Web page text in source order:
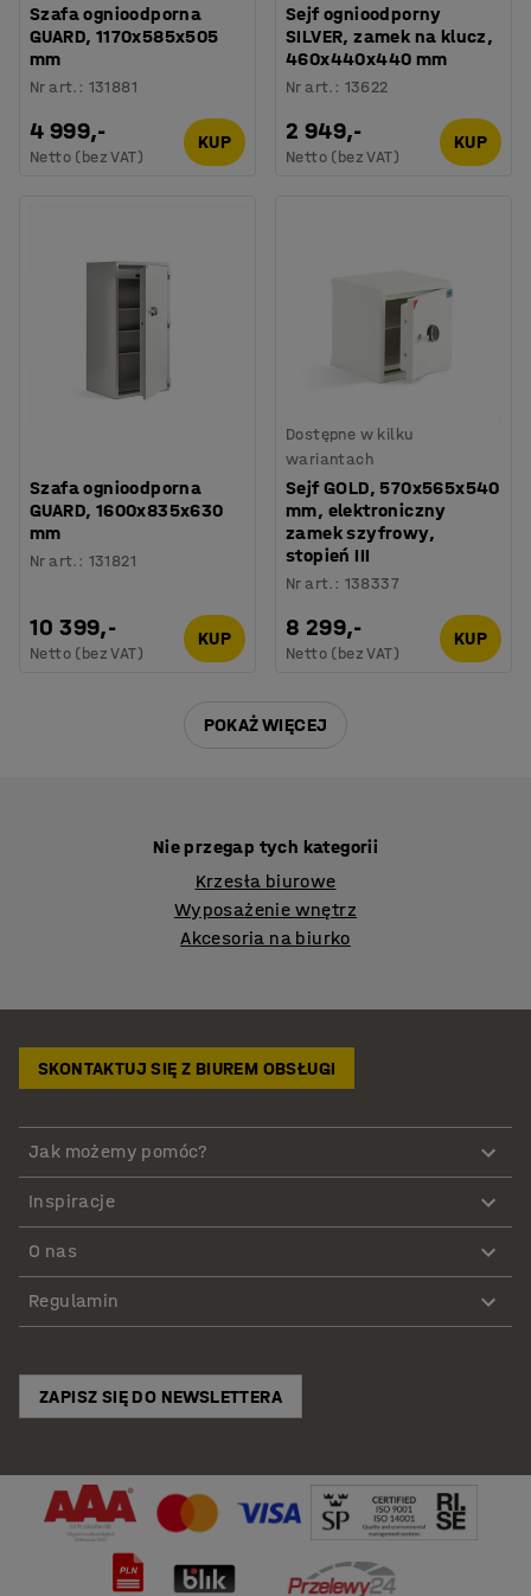
Szafa ognioodporna
GUARD, 1170x585x505
mm
Nr art. : 131881
4 999,-
Netto (bez VAT)
KUP
Sejf ognioodporny
SILVER, zamek na klucz,
460x440x440 mm
Nr art. : 13622
2 949,-
Netto (bez VAT)
KUP
Szafa ognioodporna
GUARD, 1600x835x630
mm
Nr art. : 131821
10 399,-
Netto (bez VAT)
KUP
Dostępne w kilku
wariantach
Sejf GOLD, 570x565x540
mm, elektroniczny
zamek szyfrowy,
stopień III
Nr art. : 138337
8 299,-
Netto (bez VAT)
KUP
POKAŻ WIĘCEJ
Nie przegap tych kategorii
Krzesła biurowe
Wyposażenie wnętrz
Akcesoria na biurko
SKONTAKTUJ SIĘ Z BIUREM OBSŁUGI
Jak możemy pomóc?
Inspiracje
O nas
Regulamin
ZAPISZ SIĘ DO NEWSLETTERA